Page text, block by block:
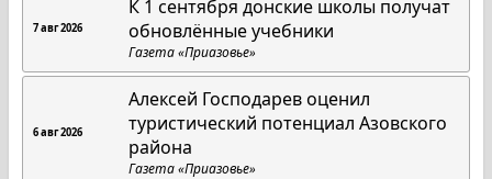
7 авг 2026
К 1 сентября донские школы получат
обновлённые учебники
Газета «Приазовье»
6 авг 2026
Алексей Господарев оценил
туристический потенциал Азовского
района
Газета «Приазовье»